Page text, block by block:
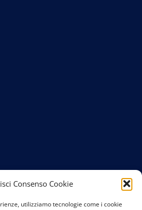
Consenso Cookie
utilizziamo tecnologie come i cookie